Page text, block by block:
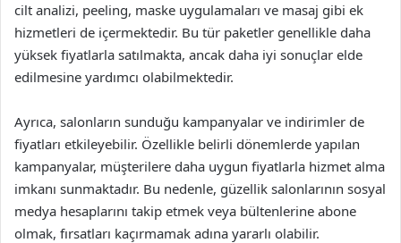
cilt analizi, peeling, maske uygulamaları ve masaj gibi ek
hizmetleri de içermektedir. Bu tür paketler genellikle daha
yüksek fiyatlarla satılmakta, ancak daha iyi sonuçlar elde
edilmesine yardımcı olabilmektedir.
Ayrıca, salonların sunduğu kampanyalar ve indirimler de
fiyatları etkileyebilir. Özellikle belirli dönemlerde yapılan
kampanyalar, müşterilere daha uygun fiyatlarla hizmet alma
imkanı sunmaktadır. Bu nedenle, güzellik salonlarının sosyal
medya hesaplarını takip etmek veya bültenlerine abone
olmak, fırsatları kaçırmamak adına yararlı olabilir.